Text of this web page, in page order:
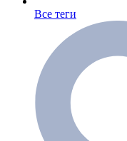
Все теги